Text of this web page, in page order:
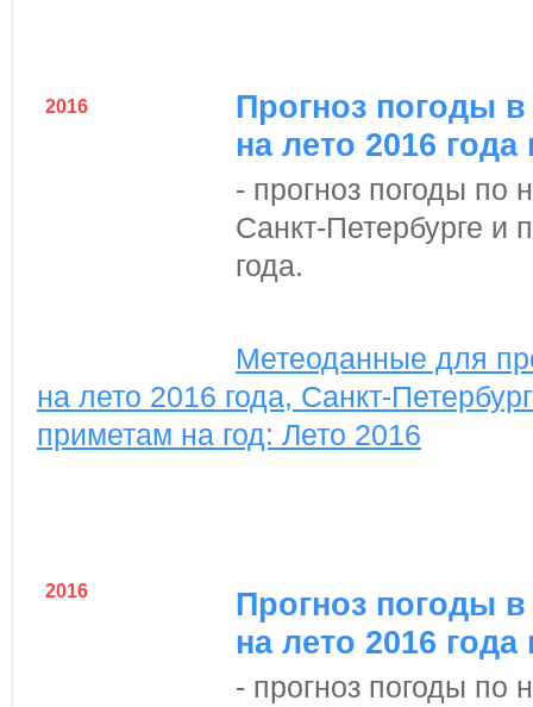
2016
Прогноз погоды в
на лето 2016
- прогноз погоды по
Санкт-Петербурге и
года.
Метеоданные для
на лето 2016 года, Санкт-
приметам на год: Лето 2016
2016
Прогноз погоды
на лето 2016
- прогноз погоды по